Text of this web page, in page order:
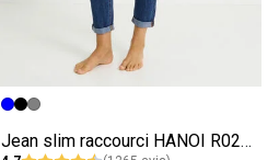
Image précédente
Image suivante
Jean slim raccourci HANOI R02 femme